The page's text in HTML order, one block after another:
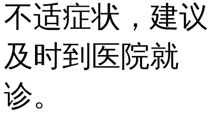
不适症状，建议
及时到医院就
诊。